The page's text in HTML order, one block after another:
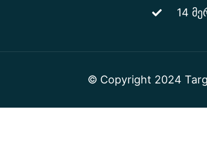
14
© Copyright 2024